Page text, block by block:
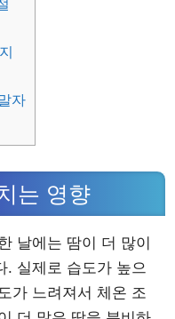
자
는 영향
날에는 땀이 더 많이
. 실제로 습도가 높으
가 느려져서 체온 조